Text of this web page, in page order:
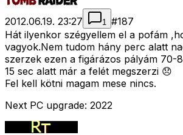
2012.06.19. 23:27 1 #187
Hát ilyenkor szégyellem el a pofám
vagyok.Nem tudom hány perc alatt
szerzek ezen a figárázos pályám 70-
15 sec alatt már a felét megszerzi 😞
Fel kell kötni magam mese nincs.
Next PC upgrade: 2022